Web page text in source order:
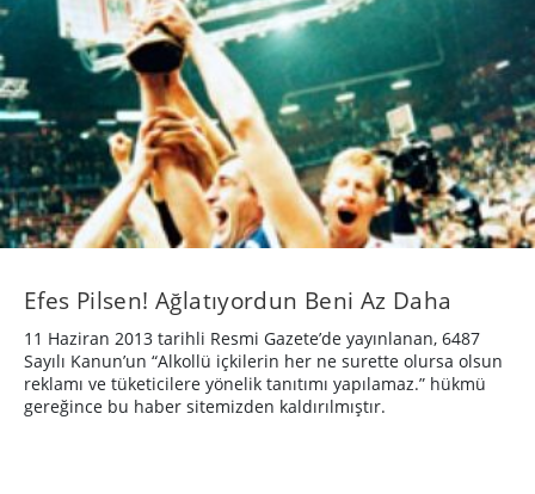
Efes Pilsen! Ağlatıyordun Beni Az Daha
11 Haziran 2013 tarihli Resmi Gazete’de yayınlanan, 6487
Sayılı Kanun’un “Alkollü içkilerin her ne surette olursa olsun
reklamı ve tüketicilere yönelik tanıtımı yapılamaz.” hükmü
gereğince bu haber sitemizden kaldırılmıştır.